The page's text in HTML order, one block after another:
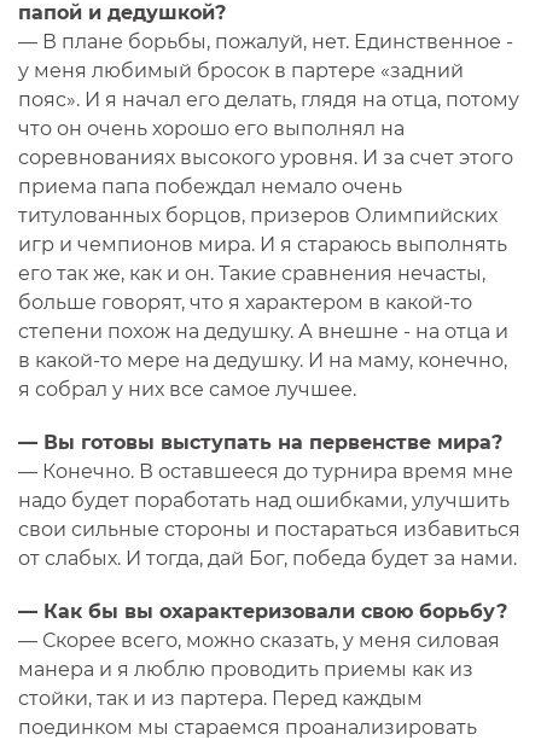
папой и дедушкой?
— В плане борьбы, пожалуй, нет. Единственное -
у меня любимый бросок в партере «задний
пояс». И я начал его делать, глядя на отца, потому
что он очень хорошо его выполнял на
соревнованиях высокого уровня. И за счет этого
приема папа побеждал немало очень
титулованных борцов, призеров Олимпийских
игр и чемпионов мира. И я стараюсь выполнять
его так же, как и он. Такие сравнения нечасты,
больше говорят, что я характером в какой-то
степени похож на дедушку. А внешне - на отца и
в какой-то мере на дедушку. И на маму, конечно,
я собрал у них все самое лучшее.
— Вы готовы выступать на первенстве мира?
— Конечно. В оставшееся до турнира время мне
надо будет поработать над ошибками, улучшить
свои сильные стороны и постараться избавиться
от слабых. И тогда, дай Бог, победа будет за нами.
— Как бы вы охарактеризовали свою борьбу?
— Скорее всего, можно сказать, у меня силовая
манера и я люблю проводить приемы как из
стойки, так и из партера. Перед каждым
поединком мы стараемся проанализировать